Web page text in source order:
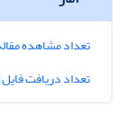
تعداد مشاهده
تعداد دریافت